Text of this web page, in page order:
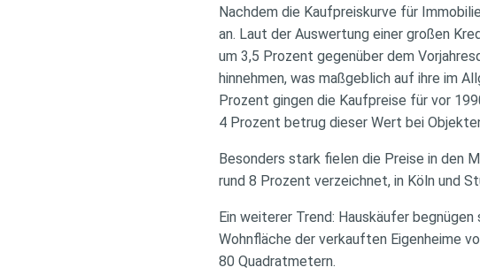
Nachdem die Kaufpreiskurve für
an. Laut der Auswertung einer großen
um 3,5 Prozent gegenüber dem
hinnehmen, was maßgeblich auf ihre im
Prozent gingen die Kaufpreise für vor
4 Prozent betrug dieser Wert bei
Besonders stark fielen die Preise in den
rund 8 Prozent verzeichnet, in Köln und
Ein weiterer Trend: Hauskäufer
Wohnfläche der verkauften Eigenheime
80 Quadratmetern.